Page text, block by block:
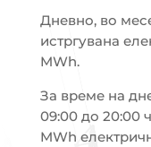
Дневно, во
истргувана
MWh.
За време на
09:00 до 20:00
MWh